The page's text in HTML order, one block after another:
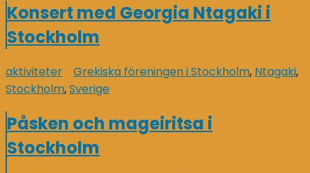
Konsert med Georgia Ntagaki i
Stockholm
aktiviteter Grekiska föreningen i Stockholm, Ntagaki,
Stockholm,Sverige
Påsken och mageiritsa i
Stockholm